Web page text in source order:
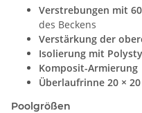
Verstrebungen mit
des Beckens
Verstärkung der
Isolierung mit
Komposit-Armierung
Überlaufrinne 20 ×
Poolgrößen